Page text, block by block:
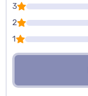
3
2
1